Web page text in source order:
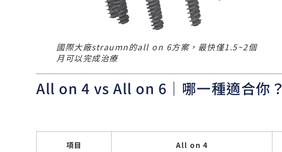
國際大廠straumn的all on 6方案，最快僅1.5~2個
月可以完成治療
All on 4 vs All on 6｜哪一種適合你？
項目 All on 4